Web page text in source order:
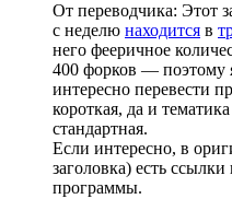
От переводчика: Этот
с неделю находится в
него фееричное
400 форков — поэтому
интересно перевести
короткая, да и
стандартная.
Если интересно, в
заголовка) есть
программы.